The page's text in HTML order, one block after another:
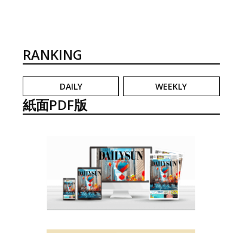
RANKING
DAILY WEEKLY
紙面PDF版